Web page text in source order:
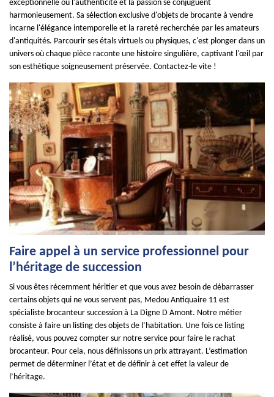
exceptionnelle où l'authenticité et la passion se conjuguent
harmonieusement. Sa sélection exclusive d'objets de brocante à vendre
incarne l'élégance intemporelle et la rareté recherchée par les amateurs
d'antiquités. Parcourir ses étals virtuels ou physiques, c'est plonger dans un
univers où chaque pièce raconte une histoire singulière, captivant l'œil par
son esthétique soigneusement préservée. Contactez-le vite !
Faire appel à un service professionnel pour
l’héritage de succession
Si vous êtes récemment héritier et que vous avez besoin de débarrasser
certains objets qui ne vous servent pas, Medou Antiquaire 11 est
spécialiste brocanteur succession à La Digne D Amont. Notre métier
consiste à faire un listing des objets de l’habitation. Une fois ce listing
réalisé, vous pouvez compter sur notre service pour faire le rachat
brocanteur. Pour cela, nous définissons un prix attrayant. L’estimation
permet de déterminer l’état et de définir à cet effet la valeur de
l’héritage.